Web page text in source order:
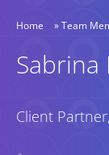
Sabrina
Client
Home »Team